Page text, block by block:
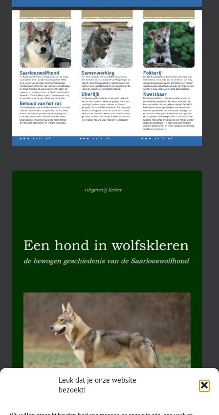
Leuk dat je onze website
bezoekt!